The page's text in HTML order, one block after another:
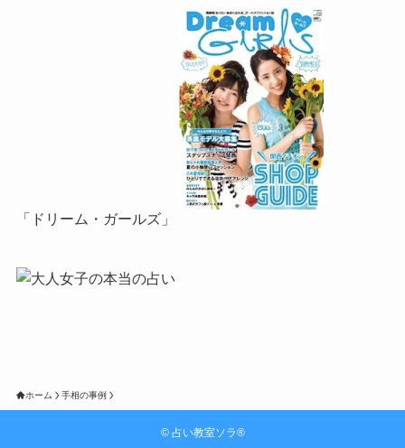
「ドリーム・ガールズ」
ホーム 手相の事例
©占い教室ソラ®